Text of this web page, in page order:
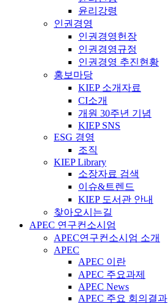
윤리강령
인권경영
인권경영헌장
인권경영규정
인권경영 추진현황
홍보마당
KIEP 소개자료
CI소개
개원 30주년 기념
KIEP SNS
ESG 경영
조직
KIEP Library
소장자료 검색
이슈&트렌드
KIEP 도서관 안내
찾아오시는길
APEC 연구컨소시엄
APEC연구컨소시엄 소개
APEC
APEC 이란
APEC 주요과제
APEC News
APEC 주요 회의결과